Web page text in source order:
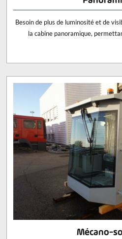
Besoin de plus de luminosité et de
la cabine panoramique,
Mécano-